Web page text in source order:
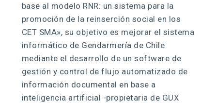
base al modelo RNR: un sistema para la
promoción de la reinserción social en los
CET SMA», su objetivo es mejorar el sistema
informático de Gendarmería de Chile
mediante el desarrollo de un software de
gestión y control de flujo automatizado de
información documental en base a
inteligencia artificial -propietaria de GUX